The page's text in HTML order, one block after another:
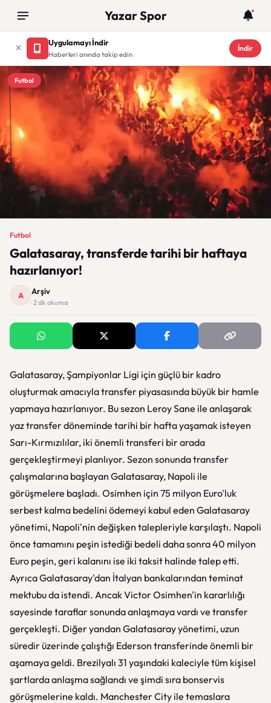
Yazar Spor
Uygulamayı İndir
Haberleri anında takip edin
İndir
Futbol
Futbol
Galatasaray, transferde tarihi bir haftaya
hazırlanıyor!
A Arşiv
· 2 dk okuma
Galatasaray, Şampiyonlar Ligi için güçlü bir kadro
oluşturmak amacıyla transfer piyasasında büyük bir hamle
yapmaya hazırlanıyor. Bu sezon Leroy Sane ile anlaşarak
yaz transfer döneminde tarihi bir hafta yaşamak isteyen
Sarı-Kırmızılılar, iki önemli transferi bir arada
gerçekleştirmeyi planlıyor. Sezon sonunda transfer
çalışmalarına başlayan Galatasaray, Napoli ile
görüşmelere başladı. Osimhen için 75 milyon Euro'luk
serbest kalma bedelini ödemeyi kabul eden Galatasaray
yönetimi, Napoli'nin değişken talepleriyle karşılaştı. Napoli
önce tamamını peşin istediği bedeli daha sonra 40 milyon
Euro peşin, geri kalanını ise iki taksit halinde talep etti.
Ayrıca Galatasaray'dan İtalyan bankalarından teminat
mektubu da istendi. Ancak Victor Osimhen'in kararlılığı
sayesinde taraflar sonunda anlaşmaya vardı ve transfer
gerçekleşti. Diğer yandan Galatasaray yönetimi, uzun
süredir üzerinde çalıştığı Ederson transferinde önemli bir
aşamaya geldi. Brezilyalı 31 yaşındaki kaleciyle tüm kişisel
şartlarda anlaşma sağlandı ve şimdi sıra bonservis
görüşmelerine kaldı. Manchester City ile temaslara